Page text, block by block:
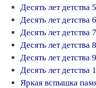
Десять лет детства 5
Десять лет детства 6
Десять лет детства 7
Десять лет детства 8
Десять лет детства 9
Десять лет детства
Яркая вспышка